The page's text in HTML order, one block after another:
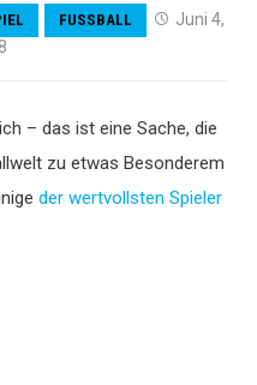
FUSSBALL
Juni 4,
– das ist eine Sache, die
zu etwas Besonderem
der wertvollsten Spieler